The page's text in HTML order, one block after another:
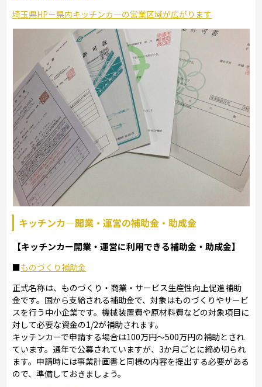
埼玉県HP－県内キッチンカ―の営業区域が広がります
キッチンカ―開業・運営の補助金・助成金
【キッチンカー開業・運営に利用できる補助金・助成金】
■ものづくり補助金
正式名称は、ものづくり・商業・サービス生産性向上促進補助
金です。国から支給される補助金で、対象はものづくりやサービ
スを行う中小企業です。機械装置費や原材料費などの対象項目に
対して必要な資金の1/2が補助されます。
キッチンカーで申請する場合は100万円～500万円の補助とされ
ています。通年で公募されていますが、3か月ごとに締め切られ
ます。申請時には事業計画書と同様の内容を提出する必要がある
ので、準備しておきましょう。